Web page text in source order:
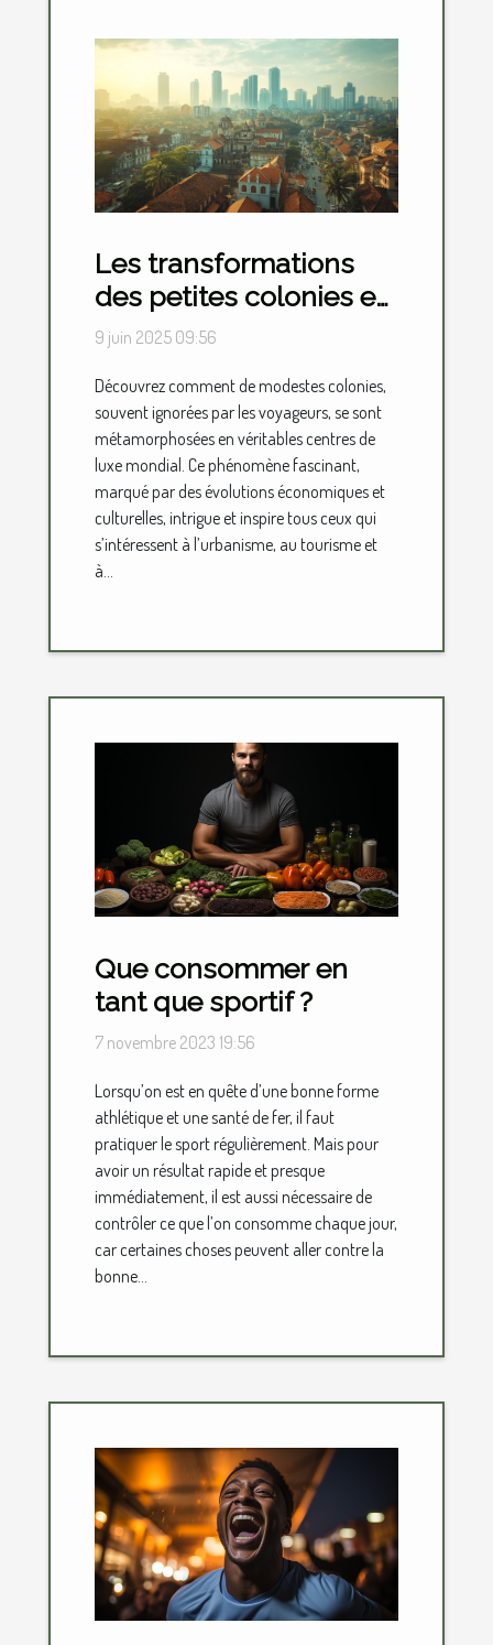
Les transformations
des petites colonies en
centres de luxe
9 juin 2025 09:56
Découvrez comment de modestes colonies,
souvent ignorées par les voyageurs, se sont
métamorphosées en véritables centres de
luxe mondial. Ce phénomène fascinant,
marqué par des évolutions économiques et
culturelles, intrigue et inspire tous ceux qui
s’intéressent à l’urbanisme, au tourisme et
à...
Que consommer en
tant que sportif ?
7 novembre 2023 19:56
Lorsqu’on est en quête d’une bonne forme
athlétique et une santé de fer, il faut
pratiquer le sport régulièrement. Mais pour
avoir un résultat rapide et presque
immédiatement, il est aussi nécessaire de
contrôler ce que l’on consomme chaque jour,
car certaines choses peuvent aller contre la
bonne...